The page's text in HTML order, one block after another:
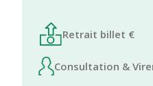
Retrait billet €
Consultation &